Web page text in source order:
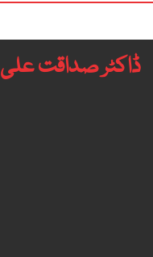
ڈاکٹر صداقت علی